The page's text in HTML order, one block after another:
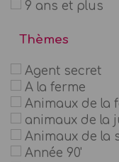
9 ans et plus
Thèmes
Agent secret
A la ferme
Animaux de la
animaux de la
Animaux de la
Année 90'